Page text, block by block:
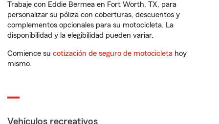
Trabaje con Eddie Bermea en Fort Worth, TX, para
personalizar su póliza con coberturas, descuentos y
complementos opcionales para su motocicleta. La
disponibilidad y la elegibilidad pueden variar.
Comience su cotización de seguro de motocicleta hoy
mismo.
Vehículos recreativos